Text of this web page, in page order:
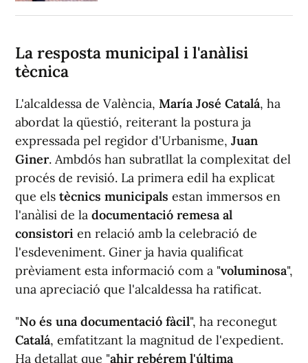
La resposta municipal i l'anàlisi
tècnica
L'alcaldessa de València, María José Catalá, ha
abordat la qüestió, reiterant la postura ja
expressada pel regidor d'Urbanisme, Juan
Giner. Ambdós han subratllat la complexitat del
procés de revisió. La primera edil ha explicat
que els tècnics municipals estan immersos en
l'anàlisi de la documentació remesa al
consistori en relació amb la celebració de
l'esdeveniment. Giner ja havia qualificat
prèviament esta informació com a "voluminosa",
una apreciació que l'alcaldessa ha ratificat.
"No és una documentació fàcil", ha reconegut
Catalá, emfatitzant la magnitud de l'expedient.
Ha detallat que "ahir rebérem l'última